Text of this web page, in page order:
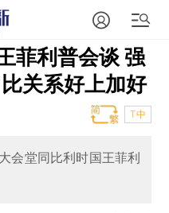
菲利普会谈 强
关系好上加好
T中
会堂同比利时国王菲利